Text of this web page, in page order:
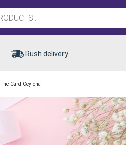
Rush delivery
The-Card-Ceylona